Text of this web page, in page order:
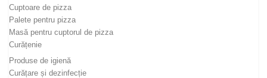
Cuptoare de pizza
Palete pentru pizza
Masă pentru cuptorul de pizza
Curățenie
Produse de igienă
Curățare și dezinfecție